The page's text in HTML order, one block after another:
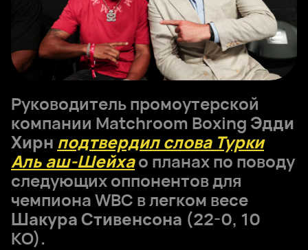
Руководитель промоутерской
компании Matchroom Boxing Эдди
Хирн подтвердил слова Турки
Аль аш-Шейхао планах по поводу
следующих оппонентов для
чемпиона WBC в легком весе
Шакура Стивенсона (22-0, 10
КО).